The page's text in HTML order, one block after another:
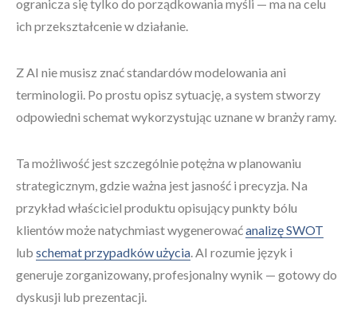
ogranicza się tylko do porządkowania myśli — ma na celu
ich przekształcenie w działanie.
Z AI nie musisz znać standardów modelowania ani
terminologii. Po prostu opisz sytuację, a system stworzy
odpowiedni schemat wykorzystując uznane w branży ramy.
Ta możliwość jest szczególnie potężna w planowaniu
strategicznym, gdzie ważna jest jasność i precyzja. Na
przykład właściciel produktu opisujący punkty bólu
klientów może natychmiast wygenerowaćanalizę SWOT
lub schemat przypadków użycia. AI rozumie język i
generuje zorganizowany, profesjonalny wynik — gotowy do
dyskusji lub prezentacji.